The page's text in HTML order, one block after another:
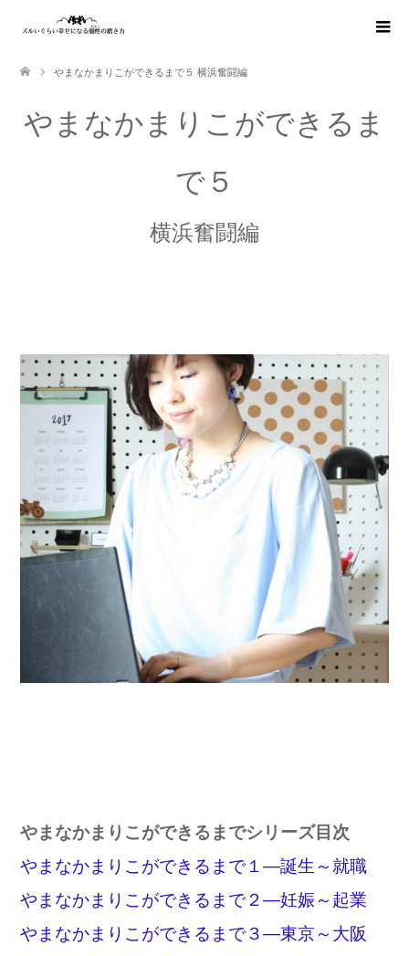
やまなかまりこができるまで５ 横浜奮闘編
やまなかまりこができるま
で５
横浜奮闘編
やまなかまりこができるまでシリーズ目次
やまなかまりこができるまで１―誕生～就職
やまなかまりこができるまで２―妊娠～起業
やまなかまりこができるまで３―東京～大阪